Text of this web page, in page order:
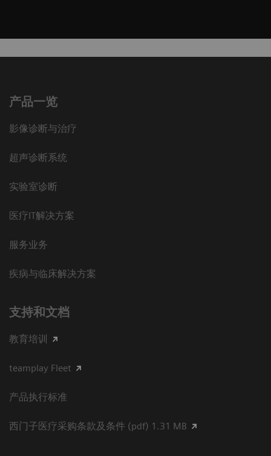
产品一览
影像诊断与治疗
超声诊断系统
实验室诊断
医疗IT解决方案
服务业务
疾病与临床解决方案
支持和文档
教育培训
teamplay Fleet
产品执行标准
西门子医疗采购条款及条件 (pdf) 1.31 MB